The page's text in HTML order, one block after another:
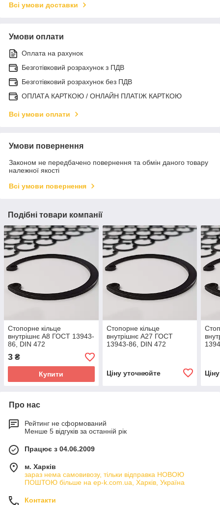
Всі умови доставки
Умови оплати
Оплата на рахунок
Безготівковий розрахунок з ПДВ
Безготівковий розрахунок без ПДВ
ОПЛАТА КАРТКОЮ / ОНЛАЙН ПЛАТІЖ КАРТКОЮ
Всі умови оплати
Умови повернення
Законом не передбачено повернення та обмін даного товару
належної якості
Всі умови повернення
Подібні товари компанії
Стопорне кільце
внутрішнє А8 ГОСТ 13943-
86, DIN 472
3 ₴
Купити
Стопорне кільце
внутрішнє А27 ГОСТ
13943-86, DIN 472
Ціну уточнюйте
Про нас
Рейтинг не сформований
Менше 5 відгуків за останній рік
Працює з 04.06.2009
м. Харків
зараз нема самовивозу, тільки відправка НОВОЮ
ПОШТОЮ більше на ep-k.com.ua, Харків, Україна
Контакти